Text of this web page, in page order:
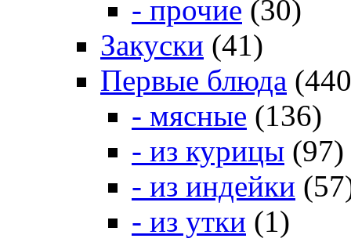
- прочие (30)
Закуски (41)
Первые блюда
- мясные (136)
- из курицы (97)
- из индейки
- из утки (1)